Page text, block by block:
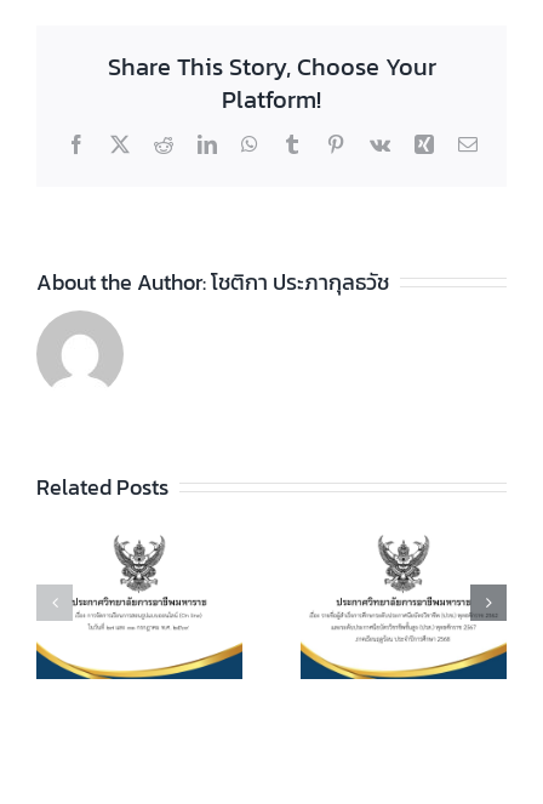
Share This Story, Choose Your
Platform!
Facebook
X RedditLinkedInWhatsApp
TumblrPinterest
Vk Xing Email
About the Author:โชติกา ประภากุลธวัช
Related Postsศึกษาระดับ
ประกาศนียบัตร
วิชาชีพ (ปวช.)
พุทธศักราช
2562 และระดับ
ประกาศนียบัตร
ประกาศวิทยา
กำหนดการ และ
อัตราการจัดเก็บ
ค่าบำรุงการ
ศึกษา ค่า
หน่วยกิตรายวิชา